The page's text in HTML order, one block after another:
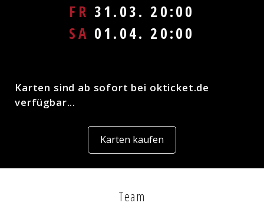
FR 31.03. 20:00
SA 01.04. 20:00
Karten sind ab sofort bei okticket.de
verfügbar...
Karten kaufen
Team